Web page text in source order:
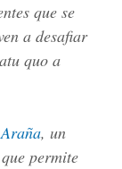
que se
a desafiar
quo a
, un
permite